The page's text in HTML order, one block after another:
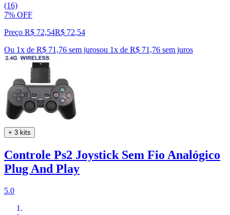
(16)
7% OFF
Preço R$ 72,54R$ 72,54
Ou 1x de R$ 71,76 sem jurosou 1x de R$ 71,76 sem juros
+ 3 kits
Controle Ps2 Joystick Sem Fio Analógico
Plug And Play
5.0